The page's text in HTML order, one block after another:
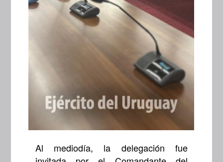
Al mediodía, la delegación fue